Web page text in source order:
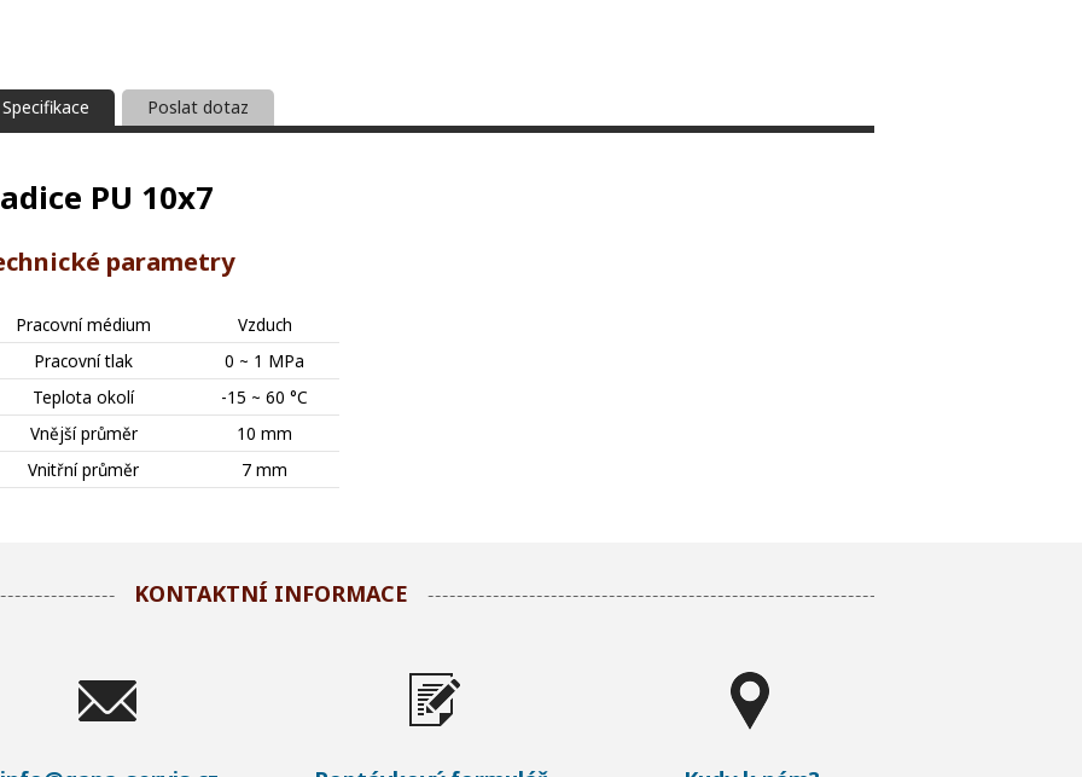
Specifikace Poslat dotaz
PU 10x7
parametry
Pracovní médium
Vzduch
Pracovní tlak
0 ~ 1 MPa
Teplota okolí
-15 ~ 60 °C
Vnější průměr
10 mm
Vnitřní průměr
7 mm
KONTAKTNÍ INFORMACE